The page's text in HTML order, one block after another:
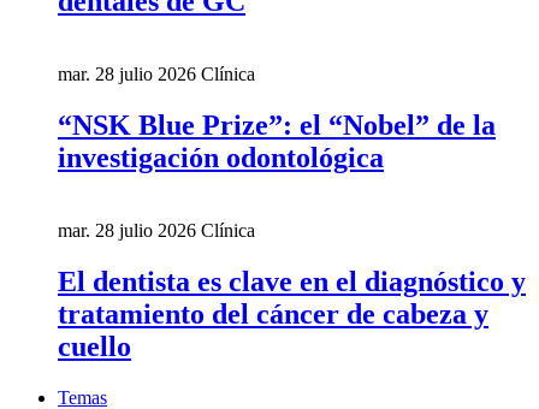
mar. 28 julio 2026 Clínica
“NSK Blue Prize”: el “Nobel” de la
investigación odontológica
mar. 28 julio 2026 Clínica
El dentista es clave en el diagnóstico y
tratamiento del cáncer de cabeza y
cuello
Temas